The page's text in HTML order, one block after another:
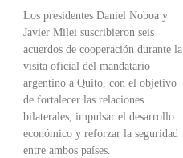
Los presidentes Daniel Noboa y
Javier Milei suscribieron seis
acuerdos de cooperación durante la
visita oficial del mandatario
argentino a Quito, con el objetivo
de fortalecer las relaciones
bilaterales, impulsar el desarrollo
económico y reforzar la seguridad
entre ambos países.